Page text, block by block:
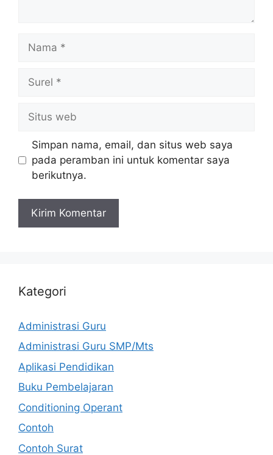
Nama
Surel
Situs
web
Simpan nama, email, dan situs web saya
pada peramban ini untuk komentar saya
berikutnya.
Kategori
Administrasi Guru
Administrasi Guru SMP/Mts
Aplikasi Pendidikan
Buku Pembelajaran
Conditioning Operant
Contoh
Contoh Surat